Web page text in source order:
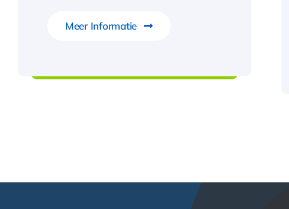
Meer Informatie